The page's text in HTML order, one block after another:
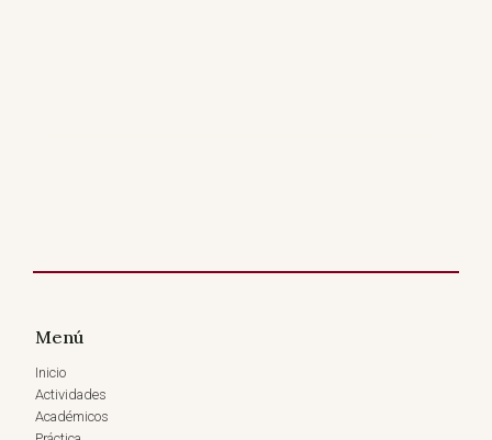
Menú
Inicio
Actividades
Académicos